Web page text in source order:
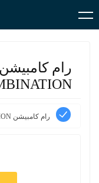
رام کامبیشن Samsung J730F COMBINATION